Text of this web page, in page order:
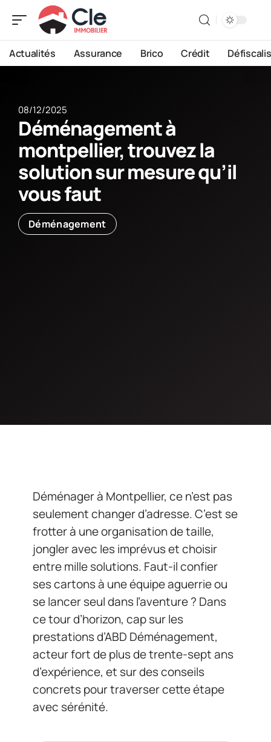
Actualités Assurance Brico Crédit
08/12/2025
Déménagement à
montpellier, trouvez la
solution sur mesure qu’il
vous faut
Déménagement
Déménager à Montpellier, ce n’est pas
seulement changer d’adresse. C’est se
frotter à une organisation de taille,
jongler avec les imprévus et choisir
entre mille solutions. Faut-il confier
ses cartons à une équipe aguerrie ou
se lancer seul dans l’aventure ? Dans
ce tour d’horizon, cap sur les
prestations d’ABD Déménagement,
acteur fort de plus de trente-sept ans
d’expérience, et sur des conseils
concrets pour traverser cette étape
avec sérénité.